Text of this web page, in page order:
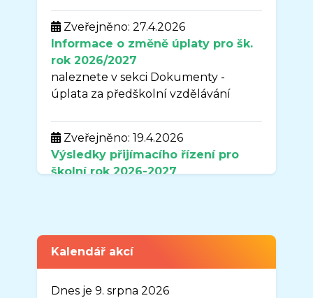
Zveřejněno: 27.4.2026
Informace o změně úplaty pro šk.
rok 2026/2027
naleznete v sekci Dokumenty -
úplata za předškolní vzdělávání
Zveřejněno: 19.4.2026
Výsledky přijímacího řízení pro
školní rok2026-2027
Zveřejněno: 7.4.2026
Uzavření organizace MŠ Sluníčko v
době od 3.8.2026-31.8.2026
Kalendář akcí
Dnes je 9. srpna 2026